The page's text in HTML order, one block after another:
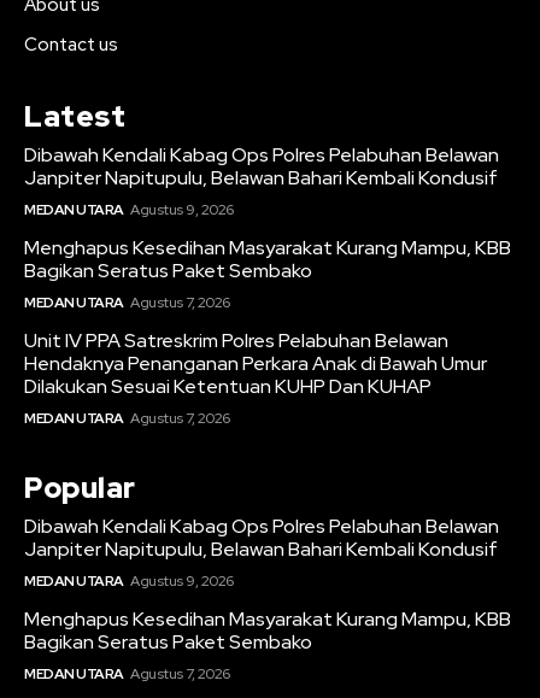
About us
Contact us
Latest
Dibawah Kendali Kabag Ops Polres Pelabuhan Belawan
Janpiter Napitupulu, Belawan Bahari Kembali Kondusif
MEDAN UTARA Agustus 9, 2026
Menghapus Kesedihan Masyarakat Kurang Mampu, KBB
Bagikan Seratus Paket Sembako
MEDAN UTARA Agustus 7, 2026
Unit IV PPA Satreskrim Polres Pelabuhan Belawan
Hendaknya Penanganan Perkara Anak di Bawah Umur
Dilakukan Sesuai Ketentuan KUHP Dan KUHAP
MEDAN UTARA Agustus 7, 2026
Popular
Dibawah Kendali Kabag Ops Polres Pelabuhan Belawan
Janpiter Napitupulu, Belawan Bahari Kembali Kondusif
MEDAN UTARA Agustus 9, 2026
Menghapus Kesedihan Masyarakat Kurang Mampu, KBB
Bagikan Seratus Paket Sembako
MEDAN UTARA Agustus 7, 2026